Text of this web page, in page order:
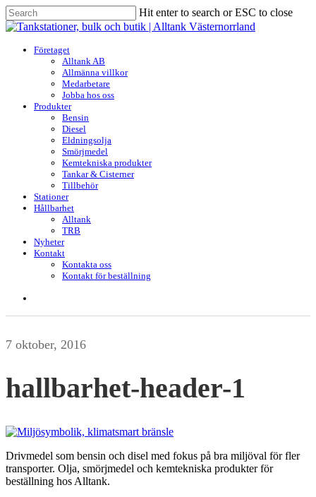
Skip
to
content
Hit enter to search or ESC to close
Close
search
Menu
Företaget
Alltank AB
Allmänna villkor
Medarbetare
Jobba hos oss
Produkter
Bensin
Diesel
Eldningsolja
Smörjmedel
Kemtekniska produkter
Tankar & Cisterner
Tillbehör
Stationer
Hållbarhet
Alltank
TRB
Nyheter
Kontakt
Kontakta oss
Kontakt för beställning
7 oktober, 2016
hallbarhet-header-1
Drivmedel som bensin och disel med fokus på bra miljöval för fler
transporter. Olja, smörjmedel och kemtekniska produkter för
beställning hos Alltank.